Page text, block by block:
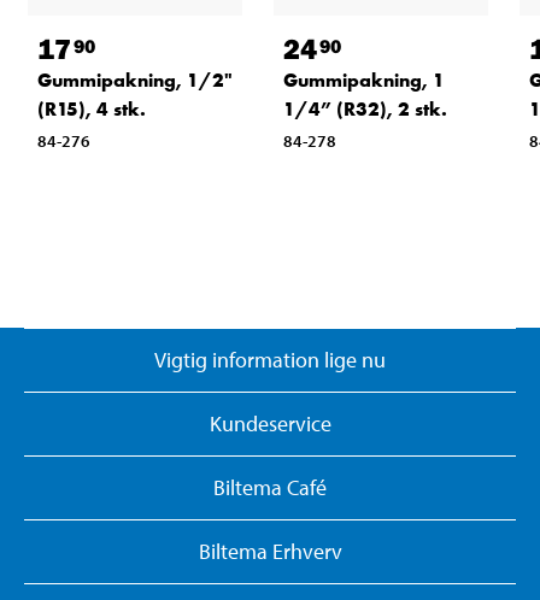
1790
Gummipakning, 1/2"
(R15), 4 stk.
84-276
2490
Gummipakning, 1
1/4” (R32), 2 stk.
84-278
Vigtig information lige nu
Kundeservice
Biltema Café
Biltema Erhverv